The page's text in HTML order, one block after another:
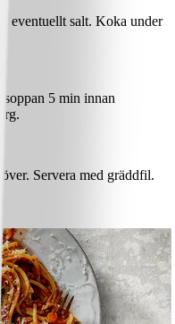
eventuellt salt. Koka under
5 min innan
Servera med gräddfil.